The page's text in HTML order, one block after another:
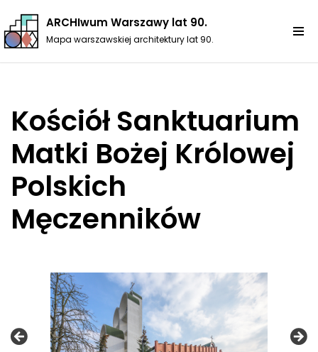
Przejdź
ARCHIwum Warszawy lat 90.
Mapa warszawskiej architektury lat 90.
Kościół Sanktuarium
Matki Bożej Królowej
Polskich
Męczenników